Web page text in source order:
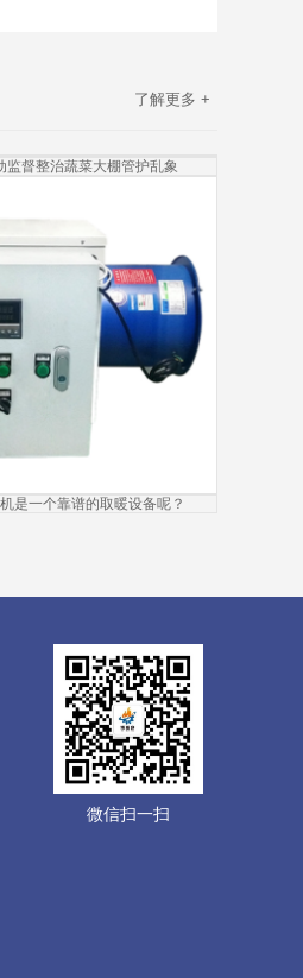
了解更多 +
监督整治蔬菜大棚管护乱象
是一个靠谱的取暖设备呢？
微信扫一扫